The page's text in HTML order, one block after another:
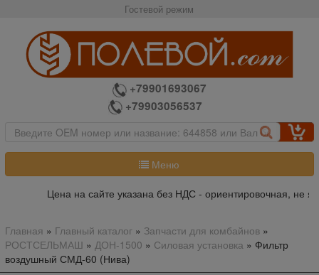
Гостевой режим
+79901693067
+79903056537
Меню
Цена на сайте указана без НДС - ориентировочная, не
Главная » Главный каталог» Запчасти для комбайнов»
РОСТСЕЛЬМАШ » ДОН-1500 » Силовая установка » Фильтр
воздушный СМД-60 (Нива)